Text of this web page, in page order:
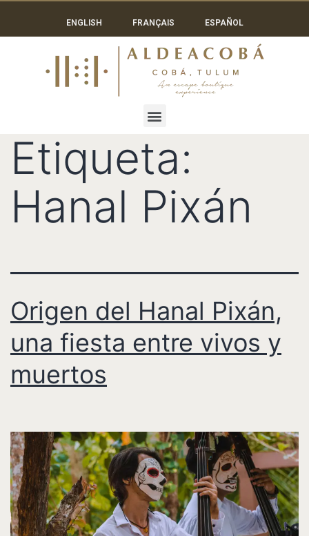
ENGLISH FRANÇAIS ESPAÑOL
Etiqueta:
Hanal Pixán
Origen del Hanal Pixán,
una fiesta entre vivos y
muertos